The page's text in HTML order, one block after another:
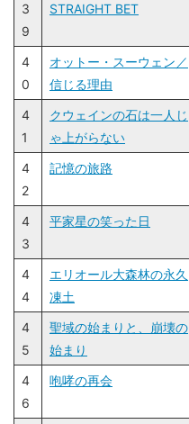
3
9
STRAIGHT BET
4
0
オットー・スーウェン／
信じる理由
4
1
クウェインの石は一人じ
ゃ上がらない
4
2
記憶の旅路
4
3
平家星の笑った日
4
4
エリオール大森林の永久
凍土
4
5
聖域の始まりと、崩壊の
始まり
4
6
咆哮の再会